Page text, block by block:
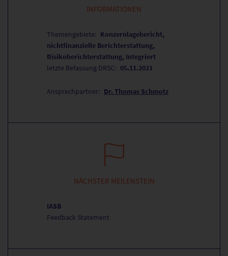
INFORMATIONEN
Themengebiete: Konzernlagebericht,
nichtfinanzielle Berichterstattung,
Risikoberichterstattung, Integriert
letzte Befassung DRSC: 05.11.2021
Ansprechpartner: Dr. Thomas Schmotz
NÄCHSTER MEILENSTEIN
IASB
Feedback Statement